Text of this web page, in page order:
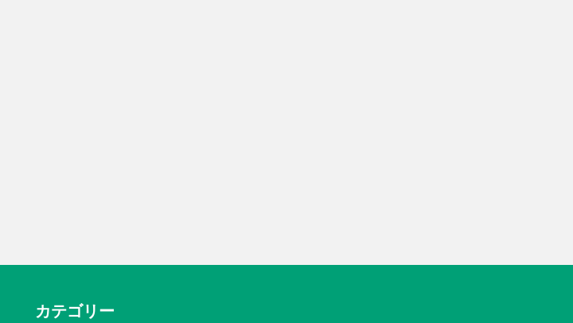
カテゴリー